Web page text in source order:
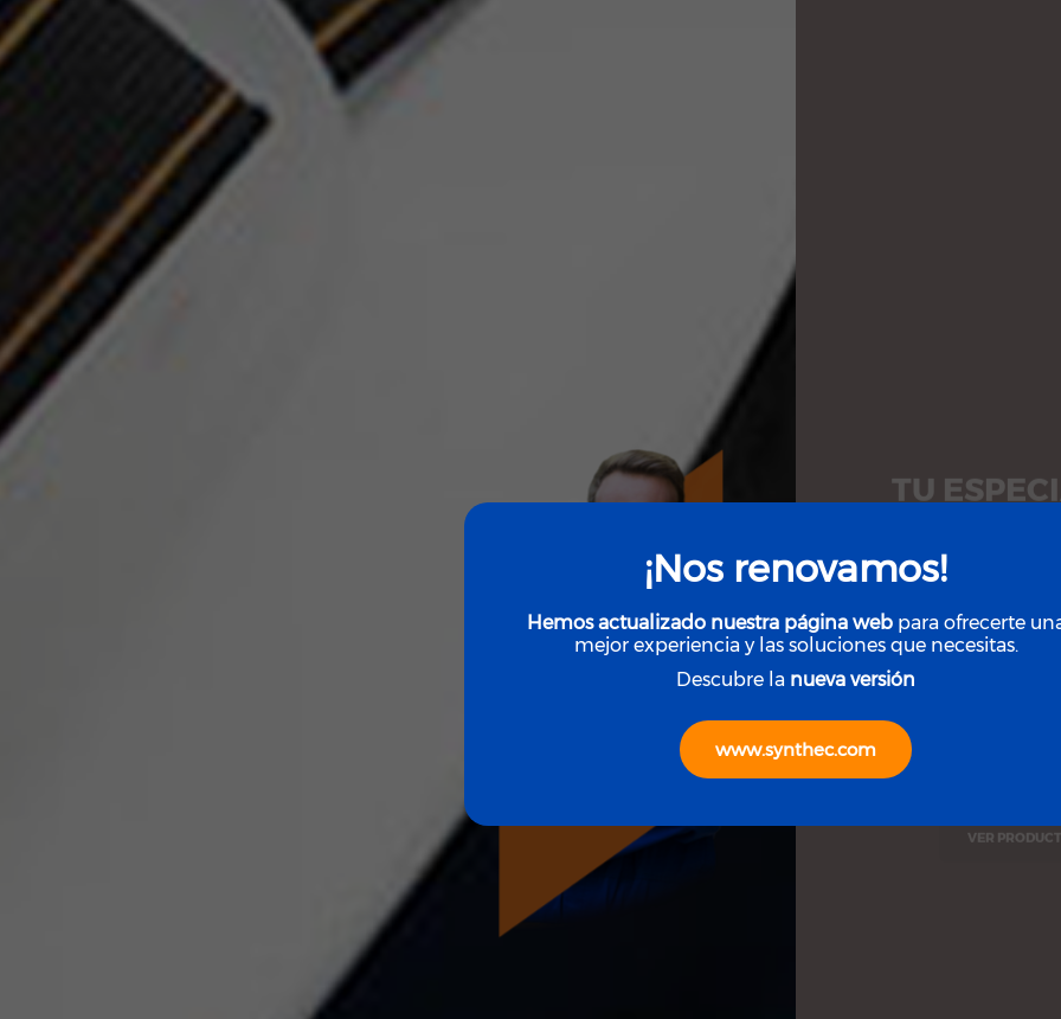
TU
Brindamos
con
especialidad
¡Nos renovamos!
Hemos actualizado nuestra página webpara ofrecerte
mejor experiencia y las soluciones que necesitas.
Descubre la nueva versión
www.synthec.com